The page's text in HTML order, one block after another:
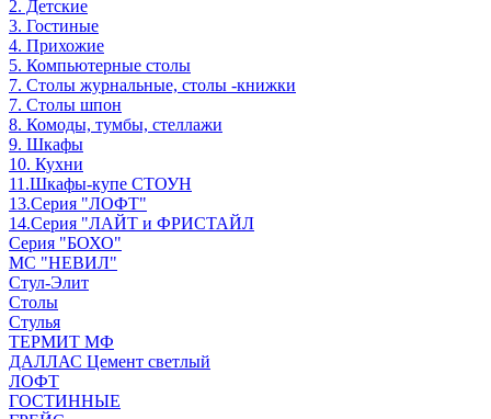
2. Детские
3. Гостиные
4. Прихожие
5. Компьютерные столы
7. Столы журнальные, столы -книжки
7. Столы шпон
8. Комоды, тумбы, стеллажи
9. Шкафы
10. Кухни
11.Шкафы-купе СТОУН
13.Серия "ЛОФТ"
14.Серия "ЛАЙТ и ФРИСТАЙЛ
Серия "БОХО"
МС "НЕВИЛ"
Стул-Элит
Столы
Стулья
ТЕРМИТ МФ
ДАЛЛАС Цемент светлый
ЛОФТ
ГОСТИННЫЕ